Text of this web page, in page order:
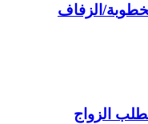
الزفاف
الزواج